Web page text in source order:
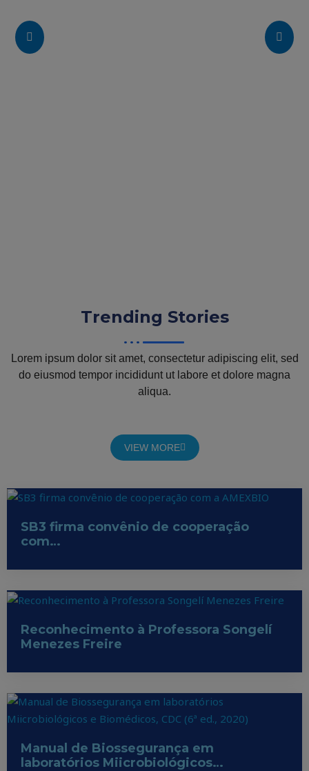
Trending Stories
Lorem ipsum dolor sit amet, consectetur adipiscing elit, sed
do eiusmod tempor incididunt ut labore et dolore magna
aliqua.
VIEW MORE
SB3 firma convênio de cooperação
com…
Reconhecimento à Professora Songelí
Menezes Freire
Manual de Biossegurança em
laboratórios Miicrobiológicos…